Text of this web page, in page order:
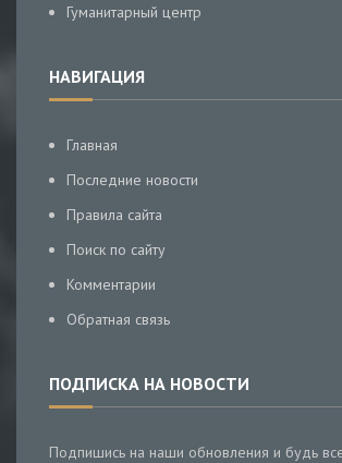
Гуманитарный центр
НАВИГАЦИЯ
Главная
Последние новости
Правила сайта
Поиск по сайту
Комментарии
Обратная связь
ПОДПИСКА НА НОВОСТИ
Подпишись на наши обновления и будь